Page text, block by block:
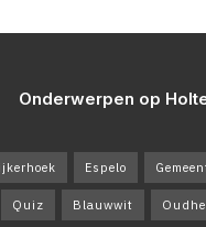
Onderwerpen op
Espelo
Quiz Blauwwit